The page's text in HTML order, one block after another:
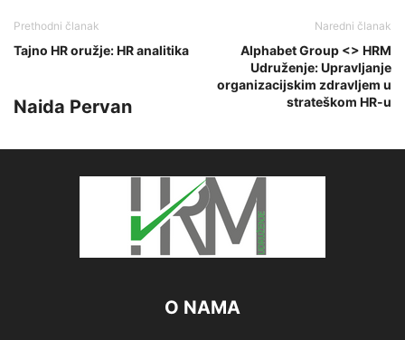
Prethodni članak
Tajno HR oružje: HR analitika
Naredni članak
Alphabet Group <> HRM
Udruženje: Upravljanje
organizacijskim zdravljem u
strateškom HR-u
Naida Pervan
O NAMA